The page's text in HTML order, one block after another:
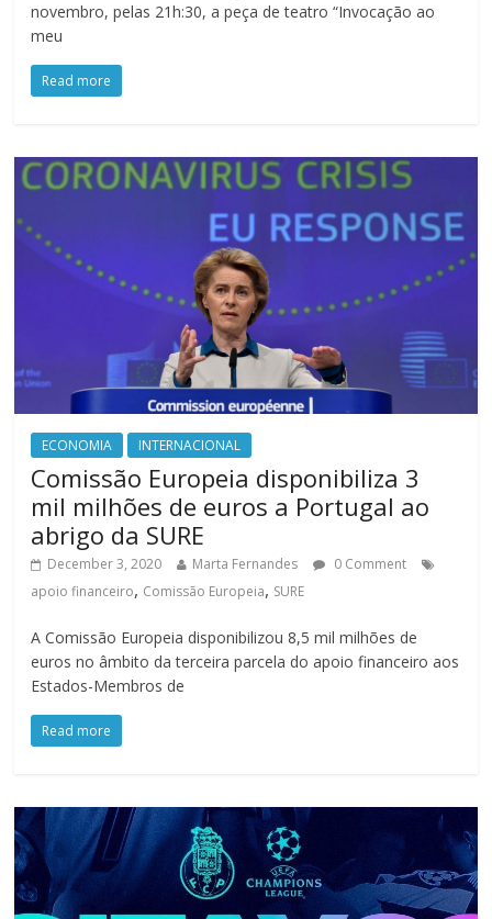
novembro, pelas 21h:30, a peça de teatro “Invocação ao
meu
Read more
ECONOMIA INTERNACIONAL
Comissão Europeia disponibiliza 3
mil milhões de euros a Portugal ao
abrigo da SURE
December 3, 2020 Marta Fernandes
0 Comment
apoio financeiro, Comissão Europeia, SURE
A Comissão Europeia disponibilizou 8,5 mil milhões de
euros no âmbito da terceira parcela do apoio financeiro aos
Estados-Membros de
Read more